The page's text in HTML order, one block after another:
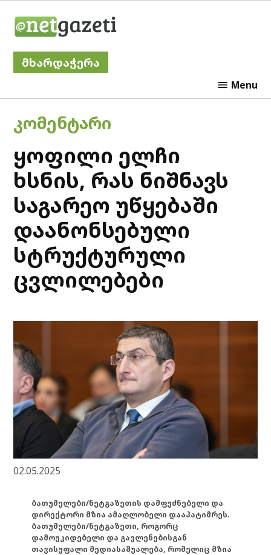
მხარდაჭერა
Menu
POSTED
ᲙᲝᲛᲔᲜᲢᲐᲠᲘ
ყოფილი ელჩი
ხსნის, რას ნიშნავს
საგარეო უწყებაში
დაანონსებული
სტრუქტურული
ცვლილებები
02.05.2025
ბათუმელები/ნეტგაზეთის დამფუძნებელი და
დირექტორი მზია ამაღლობელი დააპატიმრეს.
ბათუმელები/ნეტგაზეთი, როგორც
დამოუკიდებელი და გავლენებისგან
თავისუფალი მედიასაშუალება, რომელიც მზია